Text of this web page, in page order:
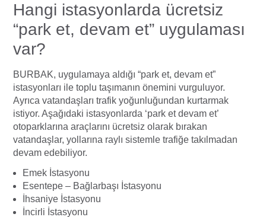
Hangi istasyonlarda ücretsiz
“park et, devam et” uygulaması
var?
BURBAK, uygulamaya aldığı “park et, devam et”
istasyonları ile toplu taşımanın önemini vurguluyor.
Ayrıca vatandaşları trafik yoğunluğundan kurtarmak
istiyor. Aşağıdaki istasyonlarda ‘park et devam et’
otoparklarına araçlarını ücretsiz olarak bırakan
vatandaşlar, yollarına raylı sistemle trafiğe takılmadan
devam edebiliyor.
Emek İstasyonu
Esentepe – Bağlarbaşı İstasyonu
İhsaniye İstasyonu
İncirli İstasyonu